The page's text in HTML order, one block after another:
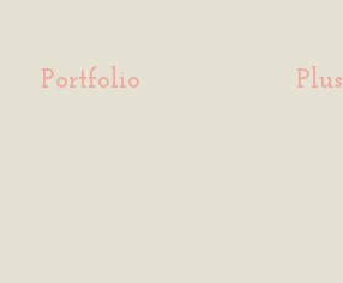
Portfolio Plus